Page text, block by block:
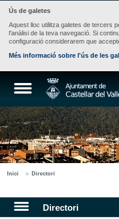
Ús de galetes
Aquest lloc utilitza galetes de tercers
l'anàlisi de la teva navegació. Si
configuració considerarem que
Més informació sobre l'ús de les
Inici Directori
Directori